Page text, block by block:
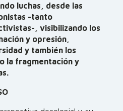
luchas, desde las
-tanto
, visibilizando los
y opresión,
y también los
la fragmentación y